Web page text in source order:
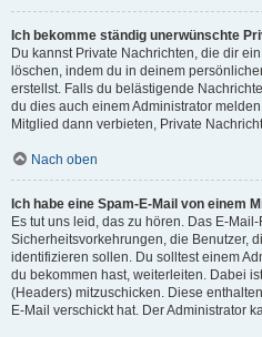
Ich bekomme ständig unerwünschte
Du kannst Private Nachrichten, die dir
löschen, indem du in deinem
erstellst. Falls du belästigende
du dies auch einem Administrator
Mitglied dann verbieten, Private
Nach oben
Ich habe eine Spam-E-Mail von einem
Es tut uns leid, das zu hören. Das E-
Sicherheitsvorkehrungen, die Benutzer,
identifizieren sollen. Du solltest einem
du bekommen hast, weiterleiten. Dabei
(Headers) mitzuschicken. Diese
E-Mail verschickt hat. Der Administrator